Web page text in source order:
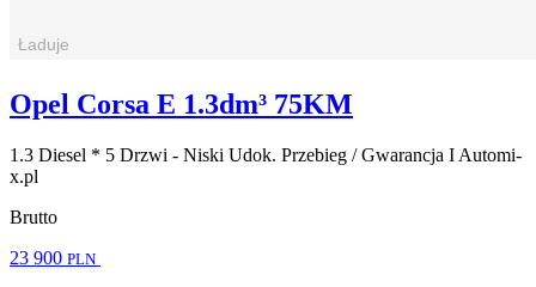
Opel Corsa E 1.3dm³ 75KM
1.3 Diesel * 5 Drzwi - Niski Udok. Przebieg / Gwarancja I Automi-
x.pl
Brutto
23 900 PLN